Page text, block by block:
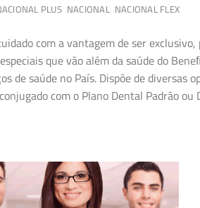
PLUS NACIONAL NACIONAL FLEX
com a vantagem de ser
que vão além da saúde do
de saúde no País. Dispõe de diversas
com o Plano Dental Padrão ou